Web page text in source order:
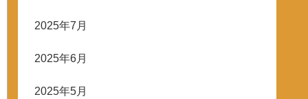
2025年7月
2025年6月
2025年5月